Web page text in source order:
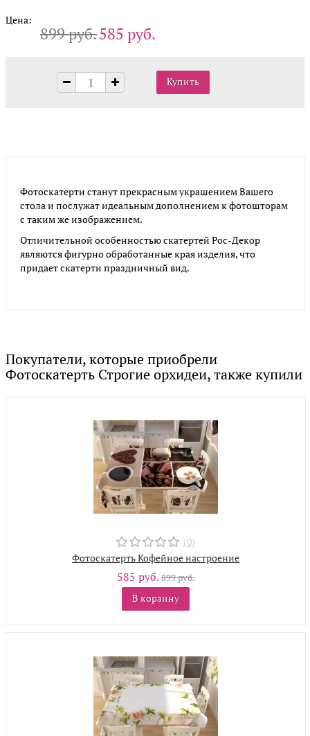
Цена:
899 руб.585 руб.
Фотоскатерти станут прекрасным украшением Вашего
стола и послужат идеальным дополнением к фотошторам
с таким же изображением.
Отличительной особенностью скатертей Рос-Декор
являются фигурно обработанные края изделия, что
придает скатерти праздничный вид.
Покупатели, которые приобрели
Фотоскатерть Строгие орхидеи, также купили
(0)
Фотоскатерть Кофейное настроение
585 руб.899 руб.
В корзину